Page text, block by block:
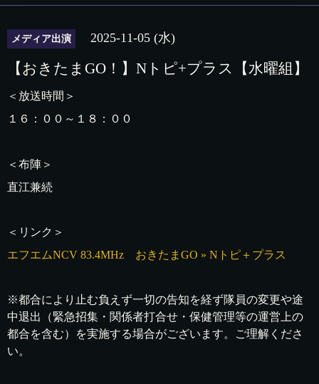
メディア出演 2025-11-05 (水)
【おきたまGO！】Nトピ+プラス【水曜組】
＜放送時間＞
１６：００～１８：００
＜布陣＞
直江兼続
＜リンク＞
エフエムNCV 83.4MHz おきたまGO » Nトピ＋プラス
※都合により止む負えず一切の告知を経ず隊員の変更や途
中退出（緊急招集・関係者打合せ・保健管理等の運営上の
都合を含む）を実施する場合がございます。ご理解くださ
い。